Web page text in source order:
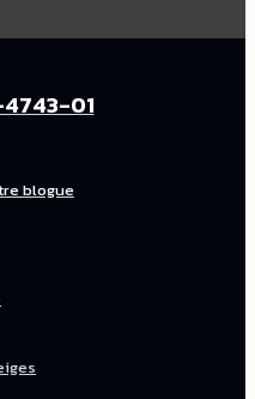
4743-01
blogue